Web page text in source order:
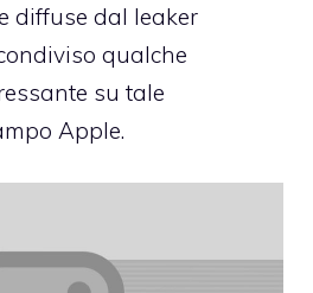
diffuse dal leaker
qualche
su tale
Apple.